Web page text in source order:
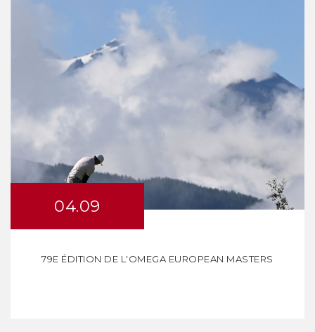
04.09
79E ÉDITION DE L'OMEGA EUROPEAN MASTERS